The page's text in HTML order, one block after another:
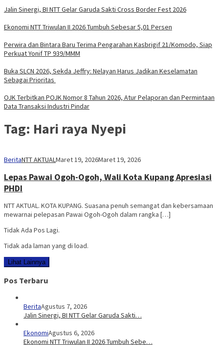
Jalin Sinergi, BI NTT Gelar Garuda Sakti Cross Border Fest 2026
Ekonomi NTT Triwulan II 2026 Tumbuh Sebesar 5,01 Persen
Perwira dan Bintara Baru Terima Pengarahan Kasbrigif 21/Komodo, Siap
Perkuat Yonif TP 939/MMM
Buka SLCN 2026, Sekda Jeffry: Nelayan Harus Jadikan Keselamatan
Sebagai Prioritas
OJK Terbitkan POJK Nomor 8 Tahun 2026, Atur Pelaporan dan Permintaan
Data Transaksi Industri Pindar
Tag: Hari raya Nyepi
BeritaNTT AKTUALMaret 19, 2026Maret 19, 2026
Lepas Pawai Ogoh-Ogoh, Wali Kota Kupang Apresiasi
PHDI
NTT AKTUAL. KOTA KUPANG. Suasana penuh semangat dan kebersamaan
mewarnai pelepasan Pawai Ogoh-Ogoh dalam rangka […]
Tidak Ada Pos Lagi.
Tidak ada laman yang di load.
Lihat Lainnya
Pos Terbaru
BeritaAgustus 7, 2026
Jalin Sinergi, BI NTT Gelar Garuda Sakti…
EkonomiAgustus 6, 2026
Ekonomi NTT Triwulan II 2026 Tumbuh Sebe…